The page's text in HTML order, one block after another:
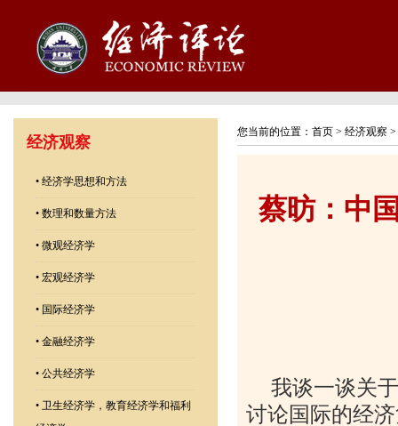
经济观察
• 经济学思想和方法
• 数理和数量方法
• 微观经济学
• 宏观经济学
• 国际经济学
• 金融经济学
• 公共经济学
• 卫生经济学，教育经济学和福利
您当前的位置： 首页 > 经济观察 >
蔡昉：中
我谈一谈关
讨论国际的经